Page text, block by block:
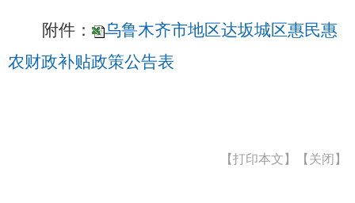
附件：
乌鲁木齐市地区达坂城区惠民惠
农财政补贴政策公告表
【打印本文】 【关闭】